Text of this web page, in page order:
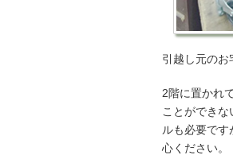
引越し元のお
2階に置かれ
ことができ
ルも必要で
心ください。